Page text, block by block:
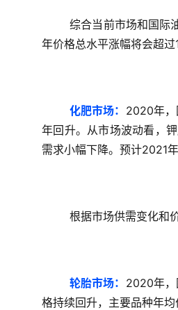
综合当前市场和国际
年价格总水平涨幅将会超过
化肥市场： 2020年，
年回升。从市场波动看，
需求小幅下降。预计2021
根据市场供需变化和
轮胎市场： 2020年，
格持续回升，主要品种年